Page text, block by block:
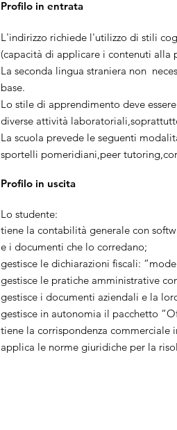
Profilo in entrata
L'indirizzo richiede l'utilizzo di stili
(capacità di applicare i contenuti alla
La seconda lingua straniera non
base.
Lo stile di apprendimento deve
diverse attività
La scuola prevede le seguenti
sportelli pomeridiani,peer
Profilo in uscita
Lo studente:
tiene la contabilità generale con
e i documenti che lo corredano;
gestisce le dichiarazioni fiscali:
gestisce le pratiche amministrative
gestisce i documenti aziendali e la
gestisce in autonomia il pacchetto
tiene la corrispondenza commerciale
applica le norme giuridiche per la